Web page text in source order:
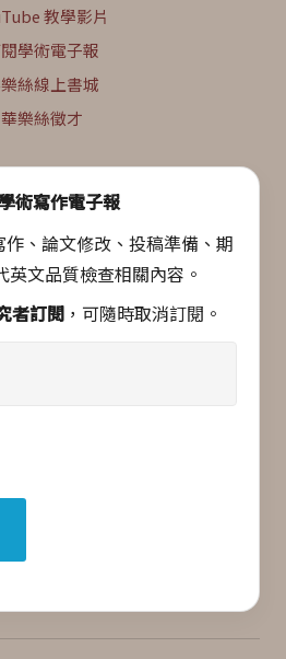
教學影片
學術電子報
絲線上書城
華樂絲徵才
術寫作電子報
、論文修改、投稿準備、期
英文品質檢查相關內容。
者訂閱 ，可隨時取消訂閱。